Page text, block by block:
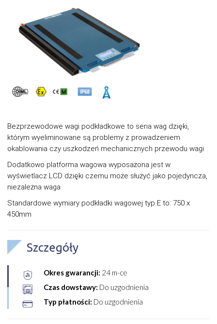
Bezprzewodowe wagi podkładkowe to seria wag dzięki,
którym wyeliminowane są problemy z prowadzeniem
okablowania czy uszkodzeń mechanicznych przewodu wagi
Dodatkowo platforma wagowa wyposażona jest w
wyświetlacz LCD dzięki czemu może służyć jako pojedyncza,
niezależna waga
Standardowe wymiary podkładki wagowej typ E to: 750 x
450mm
Szczegóły
Okres gwarancji: 24 m-ce
Czas dowstawy: Do uzgodnienia
Typ płatności: Do uzgodnienia